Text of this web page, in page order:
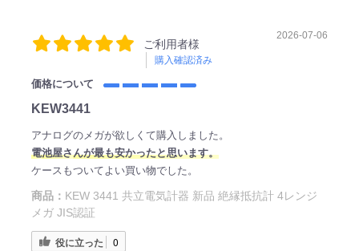
ご利用者様
購入確認済み
2026-07-06
価格について
KEW3441
アナログのメガが欲しくて購入しました。
電池屋さんが最も安かったと思います。
ケースもついてよい買い物でした。
商品： KEW 3441 共立電気計器 新品 絶縁抵抗計 4レンジ
メガ JIS認証
役に立った 0